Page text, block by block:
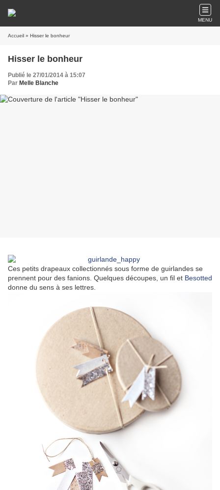
MENU
Accueil » Hisser le bonheur
Hisser le bonheur
Publié le 27/01/2014 à 15:07
Par Melle Blanche
Ces petits drapeaux collectionnés sous forme de guirlandes se
prennent pour des fanions. Quelques découpes, un fil et Besotted
donne du sens à ses lettres.